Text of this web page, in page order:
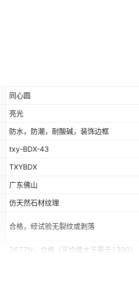
同心圆
亮光
防水，防潮，耐酸碱，装饰边框
txy-BDX-43
TXYBDX
广东佛山
仿天然石材纹理
合格，经试验无裂纹或剥落
2677N，合格（平均值大于等于1300）